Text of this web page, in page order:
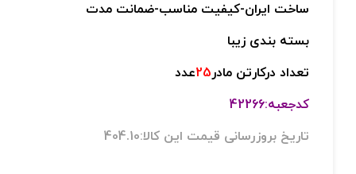
ساخت ایران-کیفیت مناسب-ضمانت مدت
بسته بندی زیبا
تعداد درکارتن مادر25عدد
کدجعبه:42266
تاریخ بروزرسانی قیمت این کالا:404.10